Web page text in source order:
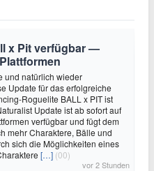
x Pit verfügbar —
und natürlich wieder
Update für das erfolgreiche
Roguelite BALL x PIT ist
Update ist ab sofort auf
verfügbar und fügt dem
mehr Charaktere, Bälle und
sich die Möglichkeiten eines
[…] (00)
vor 2 Stunden